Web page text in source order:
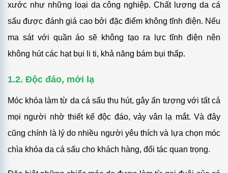
xước như những loại da công nghiệp. Chất lượng da cá
sấu được đánh giá cao bởi đặc điểm không tĩnh điện. Nếu
ma sát với quần áo sẽ không tạo ra lực tĩnh điện nên
không hút các hạt bụi li ti, khả năng bám bụi thấp.
1.2. Độc đáo, mới l ạ
Móc khóa làm từ da cá sấu thu hút, gây ấn tượng với tất cả
mọi người nhờ thiết kế độc đáo, vảy vân lạ mắt. Và đây
cũng chính là lý do nhiều người yêu thích và lựa chọn móc
chìa khóa da cá sấu cho khách hàng, đối tác quan trọng.